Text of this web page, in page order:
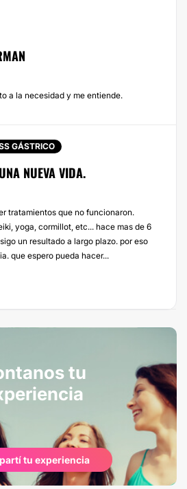
a la necesidad y me entiende.
GÁSTRICO
NUEVA VIDA.
tratamientos que no funcionaron.
yoga, cormillot, etc... hace mas de 6
un resultado a largo plazo. por eso
que espero pueda hacer...
tu
tu experiencia